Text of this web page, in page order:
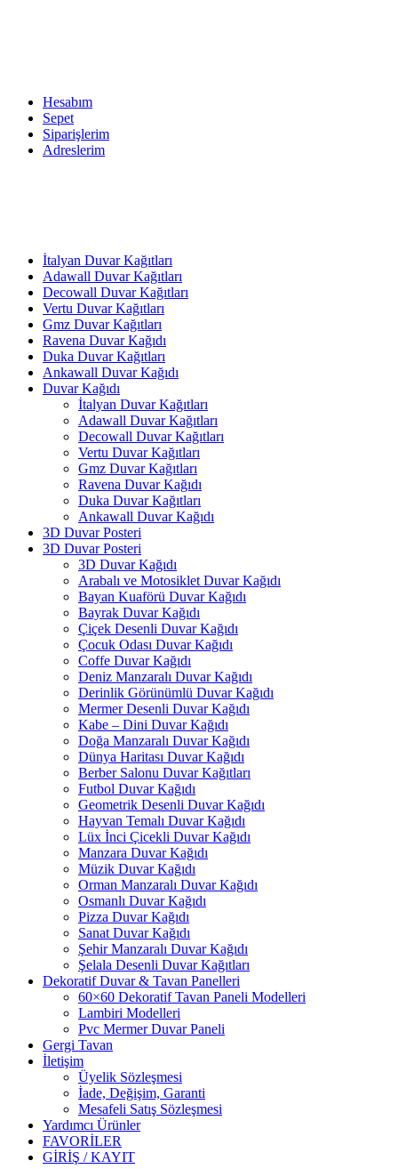
Hesabım
Sepet
Siparişlerim
Adreslerim
İtalyan Duvar Kağıtları
Adawall Duvar Kağıtları
Decowall Duvar Kağıtları
Vertu Duvar Kağıtları
Gmz Duvar Kağıtları
Ravena Duvar Kağıdı
Duka Duvar Kağıtları
Ankawall Duvar Kağıdı
Duvar Kağıdı
İtalyan Duvar Kağıtları
Adawall Duvar Kağıtları
Decowall Duvar Kağıtları
Vertu Duvar Kağıtları
Gmz Duvar Kağıtları
Ravena Duvar Kağıdı
Duka Duvar Kağıtları
Ankawall Duvar Kağıdı
3D Duvar Posteri
3D Duvar Posteri
3D Duvar Kağıdı
Arabalı ve Motosiklet Duvar Kağıdı
Bayan Kuaförü Duvar Kağıdı
Bayrak Duvar Kağıdı
Çiçek Desenli Duvar Kağıdı
Çocuk Odası Duvar Kağıdı
Coffe Duvar Kağıdı
Deniz Manzaralı Duvar Kağıdı
Derinlik Görünümlü Duvar Kağıdı
Mermer Desenli Duvar Kağıdı
Kabe – Dini Duvar Kağıdı
Doğa Manzaralı Duvar Kağıdı
Dünya Haritası Duvar Kağıdı
Berber Salonu Duvar Kağıtları
Futbol Duvar Kağıdı
Geometrik Desenli Duvar Kağıdı
Hayvan Temalı Duvar Kağıdı
Lüx İnci Çicekli Duvar Kağıdı
Manzara Duvar Kağıdı
Müzik Duvar Kağıdı
Orman Manzaralı Duvar Kağıdı
Osmanlı Duvar Kağıdı
Pizza Duvar Kağıdı
Sanat Duvar Kağıdı
Şehir Manzaralı Duvar Kağıdı
Şelala Desenli Duvar Kağıtları
Dekoratif Duvar & Tavan Panelleri
60×60 Dekoratif Tavan Paneli Modelleri
Lambiri Modelleri
Pvc Mermer Duvar Paneli
Gergi Tavan
İletişim
Üyelik Sözleşmesi
İade, Değişim, Garanti
Mesafeli Satış Sözleşmesi
Yardımcı Ürünler
FAVORİLER
GİRİŞ / KAYIT